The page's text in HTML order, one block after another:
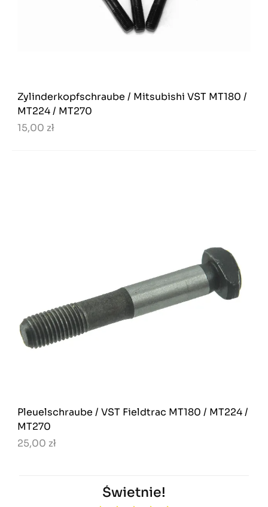
Zylinderkopfschraube / Mitsubishi VST MT180 /
MT224 / MT270
15,00 zł
Pleuelschraube / VST Fieldtrac MT180 / MT224 /
MT270
25,00 zł
Świetnie!